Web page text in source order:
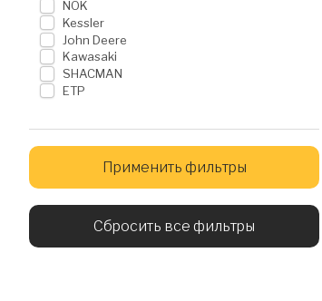
NOK
Kessler
John Deere
Kawasaki
SHACMAN
ETP
Применить фильтры
Сбросить все фильтры